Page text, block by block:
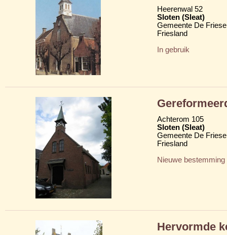
Heerenwal 52
Sloten (Sleat)
Gemeente De
Friesland
In gebruik
Achterom 105
Sloten (Sleat)
Gemeente De
Friesland
Nieuwe bestemming
Hervormde